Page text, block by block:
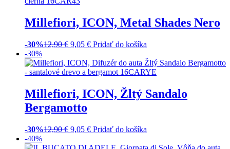
Millefiori, ICON, Metal Shades Nero
-30%12,90€ 9,05 € Pridať do košíka
-30%
Millefiori, ICON, Žltý Sandalo
Bergamotto
-30%12,90€ 9,05 € Pridať do košíka
-40%